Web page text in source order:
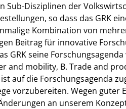
Sub-Disziplinen der
so dass das GRK
Kombination von
Beitrag für innovative
GRK seine
and mobility, B. Trade and
auf die Forschungsagenda
vorzubereiten. Wegen
an unserem